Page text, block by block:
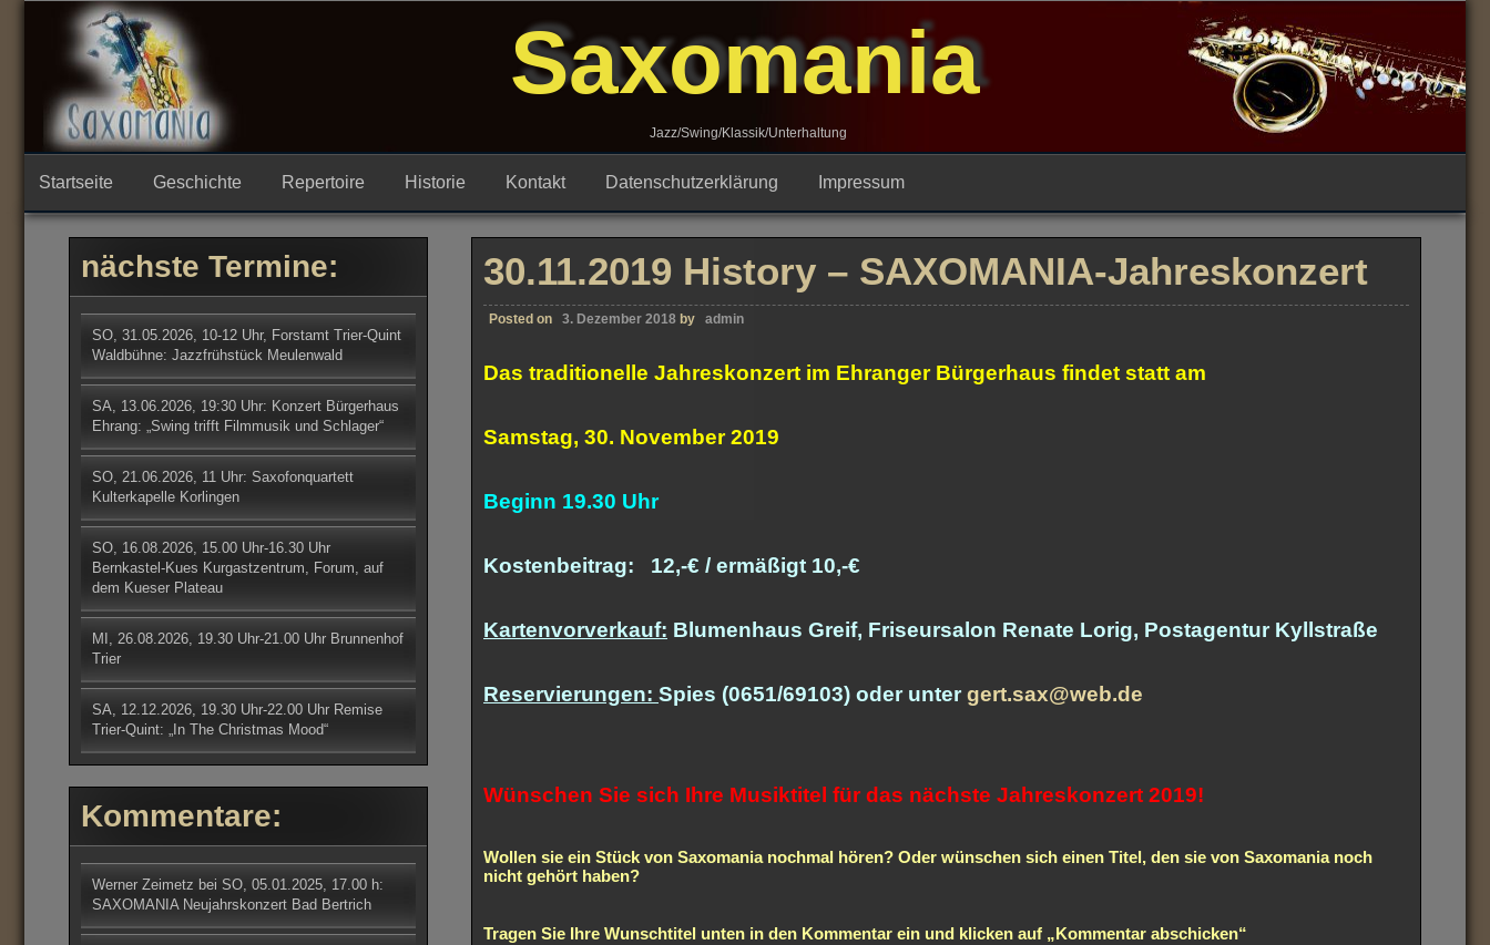
Saxomania
Jazz/Swing/Klassik/Unterhaltung
Startseite Geschichte Repertoire Historie Kontakt Datenschutzerklärung Impressum
30.11.2019 History – SAXOMANIA-Jahreskonzert
Posted on 3. Dezember 2018 by admin
Das traditionelle Jahreskonzert im Ehranger Bürgerhaus findet statt am
Samstag, 30. November 2019
Beginn 19.30 Uhr
Kostenbeitrag: 12,-€ / ermäßigt 10,-€
Kartenvorverkauf: Blumenhaus Greif, Friseursalon Renate Lorig, Postagentur Kyllstraße
Reservierungen: Spies (0651/69103) oder unter gert.sax@web.de
Wünschen Sie sich Ihre Musiktitel für das nächste Jahreskonzert 2019!
Wollen sie ein Stück von Saxomania nochmal hören? Oder wünschen sich einen Titel, den sie von Saxomania noch
nicht gehört haben?
Tragen Sie Ihre Wunschtitel unten in den Kommentar ein und klicken auf „Kommentar abschicken“
nächste Termine:
SO, 31.05.2026, 10-12 Uhr, Forstamt Trier-Quint
Waldbühne: Jazzfrühstück Meulenwald
SA, 13.06.2026, 19:30 Uhr: Konzert Bürgerhaus
Ehrang: „Swing trifft Filmmusik und Schlager“
SO, 21.06.2026, 11 Uhr: Saxofonquartett
Kulterkapelle Korlingen
SO, 16.08.2026, 15.00 Uhr-16.30 Uhr
Bernkastel-Kues Kurgastzentrum, Forum, auf
dem Kueser Plateau
MI, 26.08.2026, 19.30 Uhr-21.00 Uhr Brunnenhof
Trier
SA, 12.12.2026, 19.30 Uhr-22.00 Uhr Remise
Trier-Quint: „In The Christmas Mood“
Kommentare:
Werner Zeimetz bei SO, 05.01.2025, 17.00 h:
SAXOMANIA Neujahrskonzert Bad Bertrich